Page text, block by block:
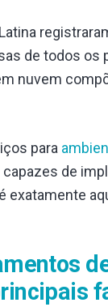
de todos os
nuvem
para
de